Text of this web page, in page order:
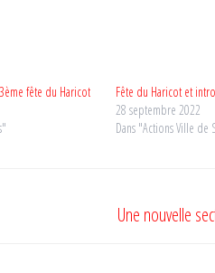
fête du Haricot
Fête du Haricot et
28 septembre 2022
Dans "Actions Ville de
Une nouvelle